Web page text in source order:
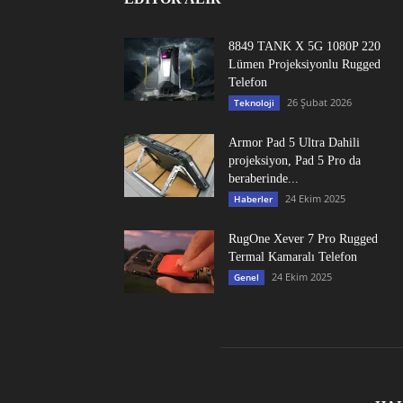
8849 TANK X 5G 1080P 220
Lümen Projeksiyonlu Rugged
Telefon
Teknoloji 26 Şubat 2026
Armor Pad 5 Ultra Dahili
projeksiyon, Pad 5 Pro da
beraberinde...
Haberler 24 Ekim 2025
RugOne Xever 7 Pro Rugged
Termal Kamaralı Telefon
Genel 24 Ekim 2025